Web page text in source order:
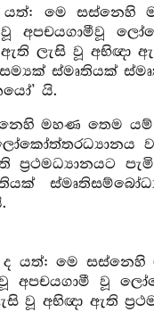
යත්: මෙ
අපචයගාමීවූ
ලැසි වූ අභිඥා
සම්‍යක් ස්මෘතියක්
යි.
මහණ තෙම යම්
ද යත්: මෙ
අපචයගාමී වූ
වූ අභිඥා ඇති